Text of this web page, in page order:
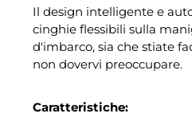
Il design intelligente e
cinghie flessibili sulla
d'imbarco, sia che stiate
non dovervi preoccupare.
Caratteristiche: